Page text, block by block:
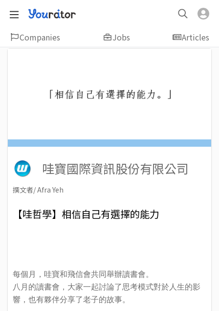
Companies Jobs Articles
哇寶國際資訊股份有限公司
撰文者/ Afra Yeh
【哇哲學】相信自己有選擇的能力
每個月，哇寶和飛信會共同舉辦讀書會。
八月的讀書會，大家一起討論了思考模式對於人生的影
響，也有夥伴分享了老子的故事。